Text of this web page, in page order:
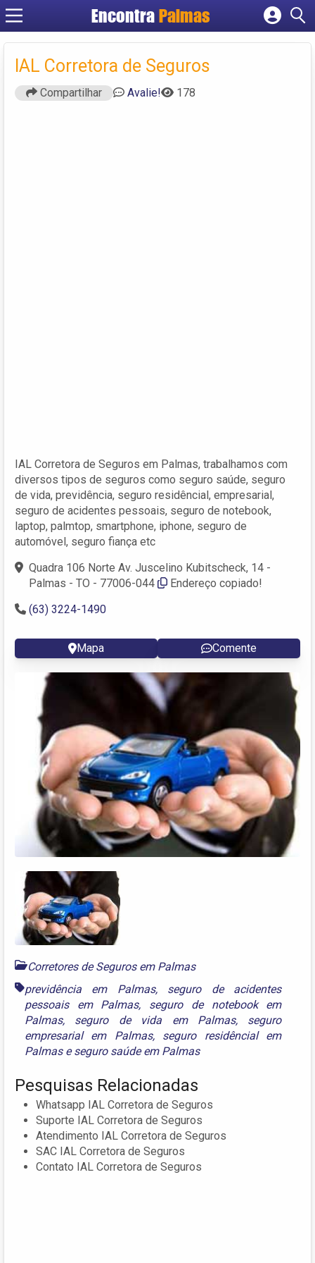
Encontra Palmas
Cadastrar empresa
Criar conta
IAL Corretora de Seguros
Compartilhar Avalie! 178
IAL Corretora de Seguros em Palmas, trabalhamos com
diversos tipos de seguros como seguro saúde, seguro
de vida, previdência, seguro residêncial, empresarial,
seguro de acidentes pessoais, seguro de notebook,
laptop, palmtop, smartphone, iphone, seguro de
automóvel, seguro fiança etc
Quadra 106 Norte Av. Juscelino Kubitscheck, 14 -
Palmas - TO - 77006-044
Endereço copiado!
(63) 3224-1490
Mapa Comente
Corretores de Seguros em Palmas
previdência em Palmas, seguro de acidentes
pessoais em Palmas, seguro de notebook em
Palmas, seguro de vida em Palmas, seguro
empresarial em Palmas, seguro residêncial em
Palmaseseguro saúde em Palmas
Pesquisas Relacionadas
Whatsapp IAL Corretora de Seguros
Suporte IAL Corretora de Seguros
Atendimento IAL Corretora de Seguros
SAC IAL Corretora de Seguros
Contato IAL Corretora de Seguros